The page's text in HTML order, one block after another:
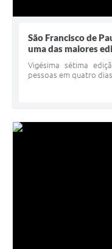
São Francisco de
uma das maiores
Vigésima sétima
pessoas em quatro